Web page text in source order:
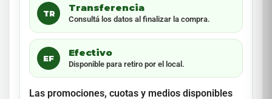
TR
Transferencia
Consultá los datos al finalizar la compra.
EF
Efectivo
Disponible para retiro por el local.
Las promociones, cuotas y medios disponibles